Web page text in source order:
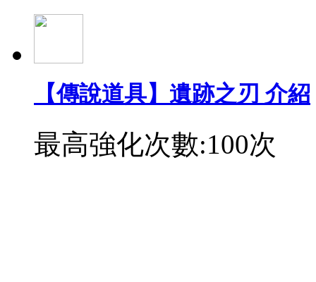
【傳說道具】遺跡之刃 介紹
最高強化次數:100次